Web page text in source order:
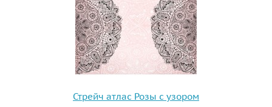
Стрейч атлас Розы с узором